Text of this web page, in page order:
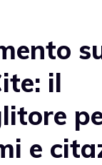
il
e